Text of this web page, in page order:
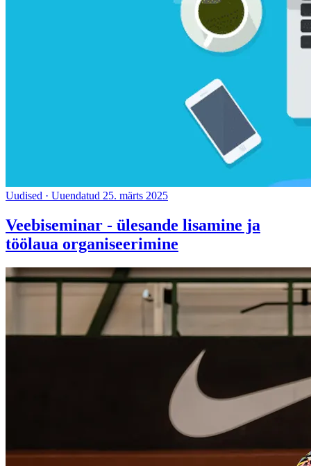
Uudised · Uuendatud 25. märts 2025
Veebiseminar - ülesande lisamine ja
töölaua organiseerimine